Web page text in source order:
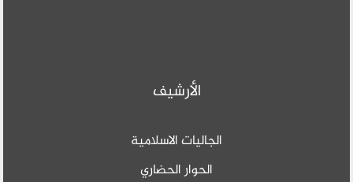
الأرشيف
الجاليات الاسلامية
الحوار الحضاري